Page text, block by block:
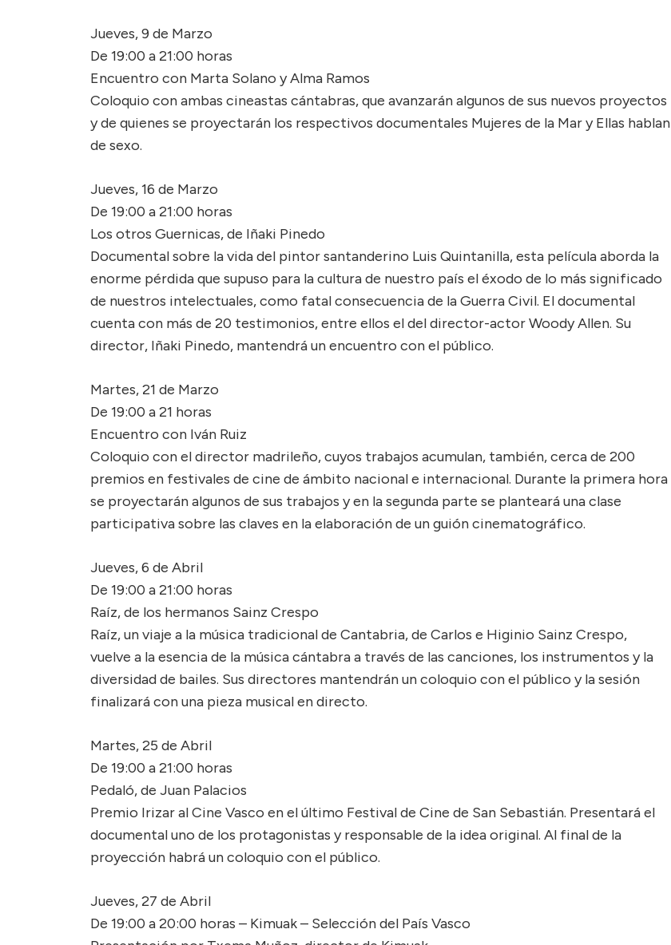
Jueves, 9 de Marzo
De 19:00 a 21:00 horas
Encuentro con Marta Solano y Alma Ramos
Coloquio con ambas cineastas cántabras, que avanzarán algunos de sus nuevos proyectos
y de quienes se proyectarán los respectivos documentales Mujeres de la Mar y Ellas hablan
de sexo.
Jueves, 16 de Marzo
De 19:00 a 21:00 horas
Los otros Guernicas, de Iñaki Pinedo
Documental sobre la vida del pintor santanderino Luis Quintanilla, esta película aborda la
enorme pérdida que supuso para la cultura de nuestro país el éxodo de lo más significado
de nuestros intelectuales, como fatal consecuencia de la Guerra Civil. El documental
cuenta con más de 20 testimonios, entre ellos el del director-actor Woody Allen. Su
director, Iñaki Pinedo, mantendrá un encuentro con el público.
Martes, 21 de Marzo
De 19:00 a 21 horas
Encuentro con Iván Ruiz
Coloquio con el director madrileño, cuyos trabajos acumulan, también, cerca de 200
premios en festivales de cine de ámbito nacional e internacional. Durante la primera hora
se proyectarán algunos de sus trabajos y en la segunda parte se planteará una clase
participativa sobre las claves en la elaboración de un guión cinematográfico.
Jueves, 6 de Abril
De 19:00 a 21:00 horas
Raíz, de los hermanos Sainz Crespo
Raíz, un viaje a la música tradicional de Cantabria, de Carlos e Higinio Sainz Crespo,
vuelve a la esencia de la música cántabra a través de las canciones, los instrumentos y la
diversidad de bailes. Sus directores mantendrán un coloquio con el público y la sesión
finalizará con una pieza musical en directo.
Martes, 25 de Abril
De 19:00 a 21:00 horas
Pedaló, de Juan Palacios
Premio Irizar al Cine Vasco en el último Festival de Cine de San Sebastián. Presentará el
documental uno de los protagonistas y responsable de la idea original. Al final de la
proyección habrá un coloquio con el público.
Jueves, 27 de Abril
De 19:00 a 20:00 horas – Kimuak – Selección del País Vasco